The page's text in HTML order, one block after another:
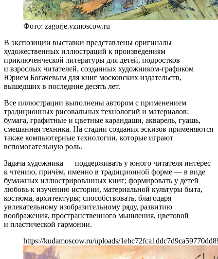
Фото: zagorje.vzmoscow.ru
В экспозиции выставки представлены оригиналы
художественных иллюстраций к произведениям
приключенческой литературы для детей, подростков
и взрослых читателей, созданных художником-графиком
Юрием Богачевым для книг московских издательств,
вышедших в последние десять лет.
Все иллюстрации выполнены автором с применением
традиционных рисовальных технологий и материалов:
бумага, графитные и цветные карандаши, акварель, гуашь,
смешанная техника. На стадии создания эскизов применяются
также компьютерные технологии, которые играют
вспомогательную роль.
Задача художника — поддерживать у юного читателя интерес
к чтению, причём, именно в традиционной форме — в виде
бумажных иллюстрированных книг; формировать у детей
любовь к изучению истории, материальной культуры быта,
костюма, архитектуры; способствовать, благодаря
увлекательному изобразительному ряду, развитию
воображения, пространственного мышления, цветовой
и пластической гармонии.
https://kudamoscow.ru/uploads/